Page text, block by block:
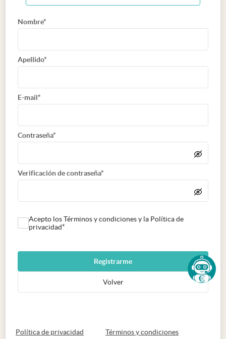
Nombre*
Apellido*
E-mail*
Contraseña*
Verificación de contraseña*
Acepto los Términos y condiciones y la Política de
privacidad*
Registrarme
Volver
Política de privacidad abre en nueva pestaña
Términos y condicionesabre en nueva